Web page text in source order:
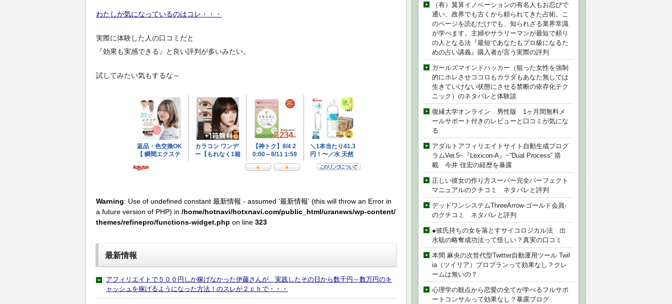
わたしが気になっているのはコレ・・・
実際に体験した人の口コミだと
『効果も実感できる』と良い評判が多いみたい。
試してみたい気もするな～
Warning: Use of undefined constant 最新情報 - assumed '最新情報' (this will throw an Error in
a future version of PHP) in /home/hotnavi/hotxnavi.com/public_html/uranews/wp-content/
themes/refinepro/functions-widget.php on line 323
最新情報
アフィリエイトで５００円しか稼げなかった伊藤さんが、実践したその日から数千円～数万円のキ
ャッシュを稼げるようになった方法！のスレが２ｃｈで・・・
（有）翼算イノベーションの有名人もお忍びで
通い、政界でも古くから頼られてきた占術。こ
のページを読むだけでも、知られざる業界常識
が学べます。主婦やサラリーマンが最短で頼り
の人となる法『最短であなたもプロ級になるた
めの占い講義』購入者が言う実際の評判
ガールズマインドハッカー（狙った女性を強制
的にホレさせココロもカラダもあなた無しでは
生きていけない状態にさせる禁断の依存化テク
ニック）のネタバレと体験談
復縁大学オンライン 男性版 1ヶ月間無料メ
ールサポート付きのレビューと口コミが気にな
る
アダルトアフィリエイトサイト自動生成プログ
ラムVer.5~『Lexicon-A』~“Dual Process” 搭
載 今井 佳宏の経歴を暴露
正しい彼女の作り方スーパー完全パーフェクト
マニュアルのクチコミ ネタバレと評判
デッドワンシステムThreeArrow-ゴールド会員-
のクチコミ ネタバレと評判
●彼氏持ちの女を落とすサイコロジカル法 出
水聡の略奪成功法って怪しい？真実の口コミ
本間 麻央の次世代型Twitter自動運用ツール Twil
ia（ツイリア）プロプランって効果なし？クレ
ームは無いの？
心理学の観点から恋愛の全てが学べるフルサポ
ートコンサルって効果なし？暴露ブログ